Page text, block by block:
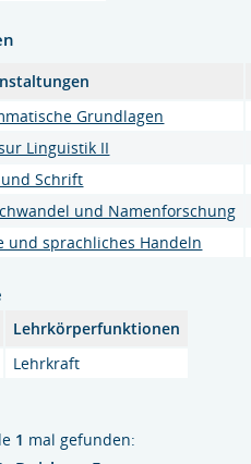
Grundlagen
Linguistik II
Schrift
und Namenforschung
und sprachliches Handeln
Lehrkörperfunktionen
Lehrkraft
1 mal gefunden: